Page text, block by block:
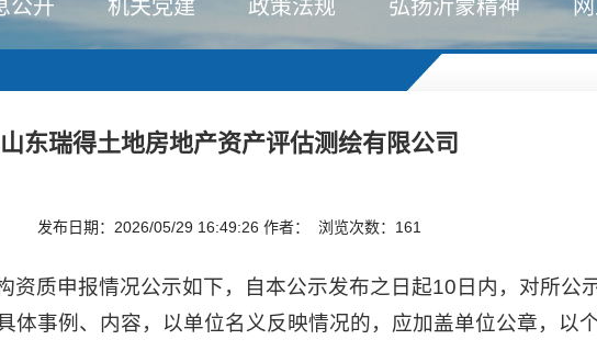
山东瑞得土地房地产资产评估测绘有限公司
发布日期：2026/05/29 16:49:26 作者： 浏览次数： 161
资质申报情况公示如下，自本公示发布之日起10日内，对所公
体事例、内容，以单位名义反映情况的，应加盖单位公章，以